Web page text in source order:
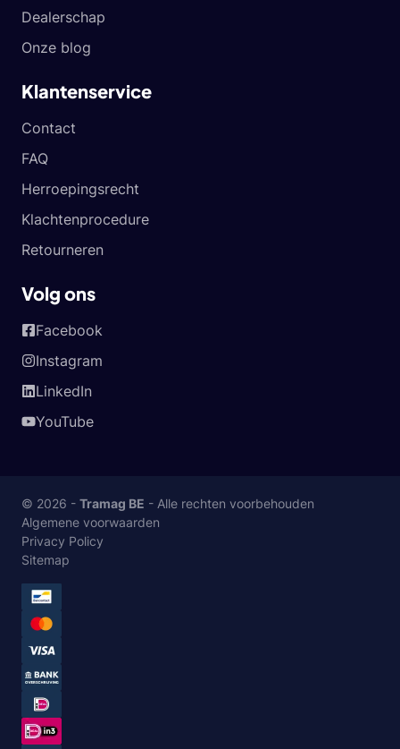
Dealerschap
Onze blog
Klantenservice
Contact
FAQ
Herroepingsrecht
Klachtenprocedure
Retourneren
Volg ons
Facebook
Instagram
LinkedIn
YouTube
© 2026 - Tramag BE - Alle rechten voorbehouden
Algemene voorwaarden
Privacy Policy
Sitemap